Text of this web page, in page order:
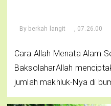
By berkah langit , 07.26.00
Cara Allah Menata Alam
BaksolaharAllah
jumlah makhluk-Nya di